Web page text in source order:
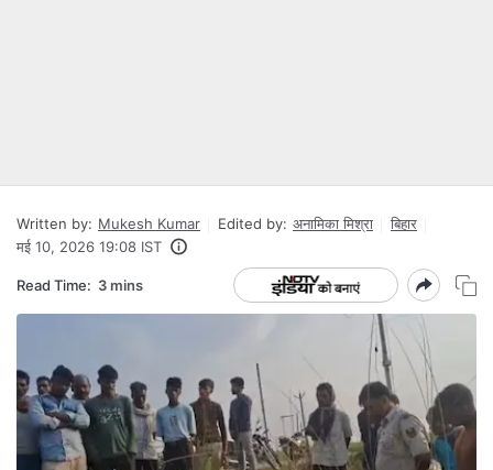
Written by: Mukesh Kumar Edited by: अनामिका मिश्रा
बिहार
मई 10, 2026 19:08 IST
Read Time: 3 mins